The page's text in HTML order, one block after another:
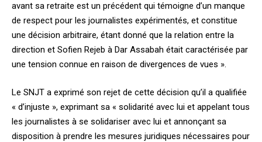
avant sa retraite est un précédent qui témoigne d’un manque
de respect pour les journalistes expérimentés, et constitue
une décision arbitraire, étant donné que la relation entre la
direction et Sofien Rejeb à Dar Assabah était caractérisée par
une tension connue en raison de divergences de vues ».
Le SNJT a exprimé son rejet de cette décision qu’il a qualifiée
« d’injuste », exprimant sa « solidarité avec lui et appelant tous
les journalistes à se solidariser avec lui et annonçant sa
disposition à prendre les mesures juridiques nécessaires pour